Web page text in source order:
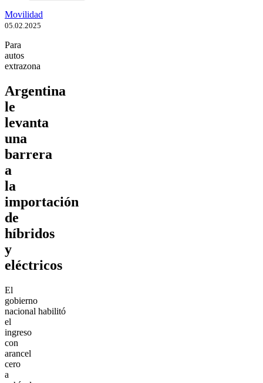
Movilidad
05.02.2025
Para
autos
extrazona
Argentina
le
levanta
una
barrera
a
la
importación
de
híbridos
y
eléctricos
El
gobierno
nacional habilitó
el
ingreso
con
arancel
cero
a